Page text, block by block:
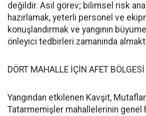
değildir. Asıl görev; bilimsel risk
hazırlamak, yeterli personel ve
konuşlandırmak ve yangının
önleyici tedbirleri zamanında
DÖRT MAHALLE İÇİN AFET BÖLGESİ
Yangından etkilenen Kavşit,
Tatarmemişler mahallelerinin genel